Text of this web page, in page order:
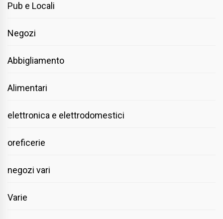
Pub e Locali
Negozi
Abbigliamento
Alimentari
elettronica e elettrodomestici
oreficerie
negozi vari
Varie